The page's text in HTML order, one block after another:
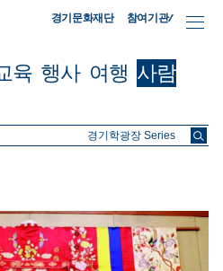
경기문화재단 참여기관/
육 행사 여행 사람